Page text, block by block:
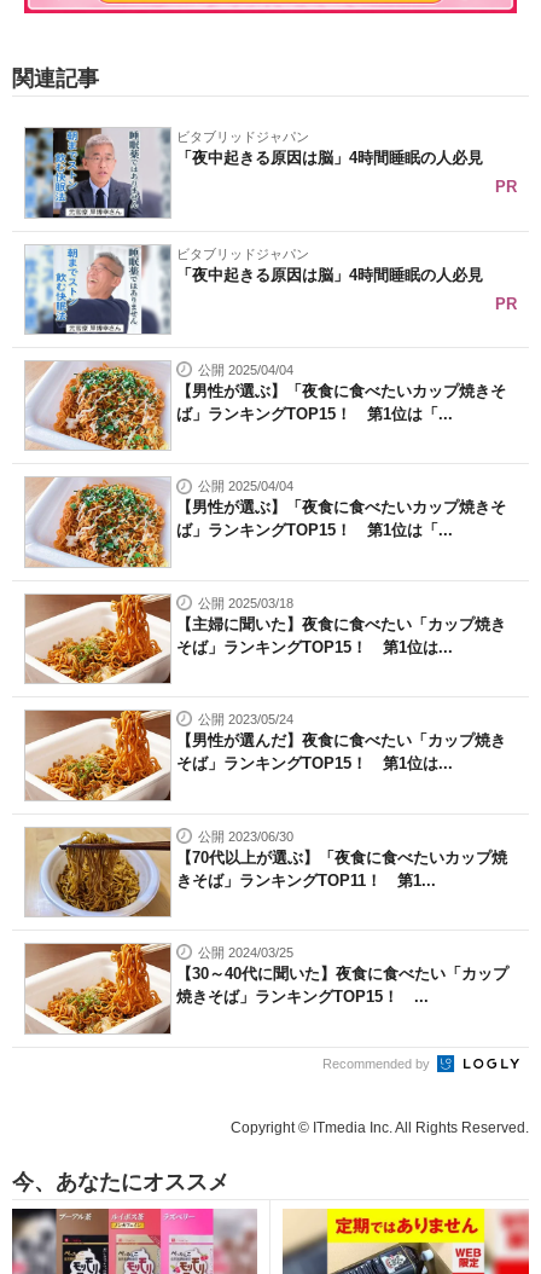
関連記事
ビタブリッドジャパン
「夜中起きる原因は脳」4時間睡眠の人必見
PR
ビタブリッドジャパン
「夜中起きる原因は脳」4時間睡眠の人必見
PR
公開 2025/04/04
【男性が選ぶ】「夜食に食べたいカップ焼きそ
ば」ランキングTOP15！ 第1位は「...
公開 2025/04/04
【男性が選ぶ】「夜食に食べたいカップ焼きそ
ば」ランキングTOP15！ 第1位は「...
公開 2025/03/18
【主婦に聞いた】夜食に食べたい「カップ焼き
そば」ランキングTOP15！ 第1位は...
公開 2023/05/24
【男性が選んだ】夜食に食べたい「カップ焼き
そば」ランキングTOP15！ 第1位は...
公開 2023/06/30
【70代以上が選ぶ】「夜食に食べたいカップ焼
きそば」ランキングTOP11！ 第1...
公開 2024/03/25
【30～40代に聞いた】夜食に食べたい「カップ
焼きそば」ランキングTOP15！ ...
Recommended by
Copyright © ITmedia Inc. All Rights Reserved.
今、あなたにオススメ